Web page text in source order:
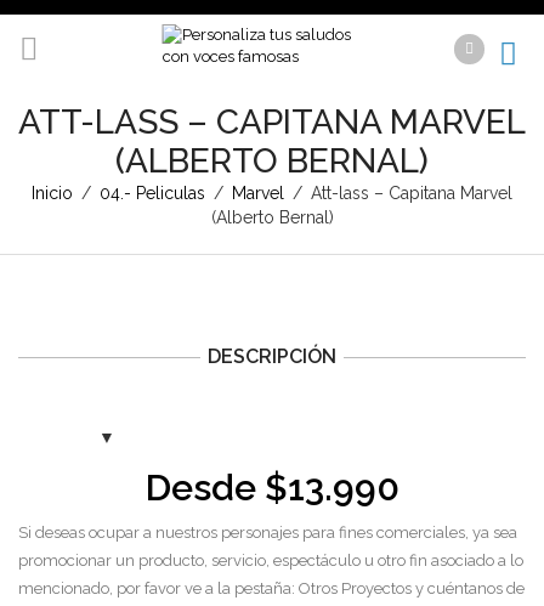
ATT-LASS – CAPITANA MARVEL
(ALBERTO BERNAL)
Inicio / 04.- Peliculas / Marvel / Att-lass – Capitana Marvel
(Alberto Bernal)
DESCRIPCIÓN
Desde $13.990
Si deseas ocupar a nuestros personajes para fines comerciales, ya sea
promocionar un producto, servicio, espectáculo u otro fin asociado a lo
mencionado, por favor ve a la pestaña: Otros Proyectos y cuéntanos de